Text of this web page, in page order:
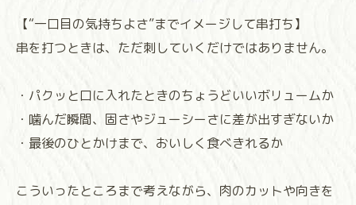
【“一口目の気持ちよさ”までイメージして串打ち】
串を打つときは、ただ刺していくだけではありません。
・パクッと口に入れたときのちょうどいいボリュームか
・噛んだ瞬間、固さやジューシーさに差が出すぎないか
・最後のひとかけまで、おいしく食べきれるか
こういったところまで考えながら、肉のカットや向きを